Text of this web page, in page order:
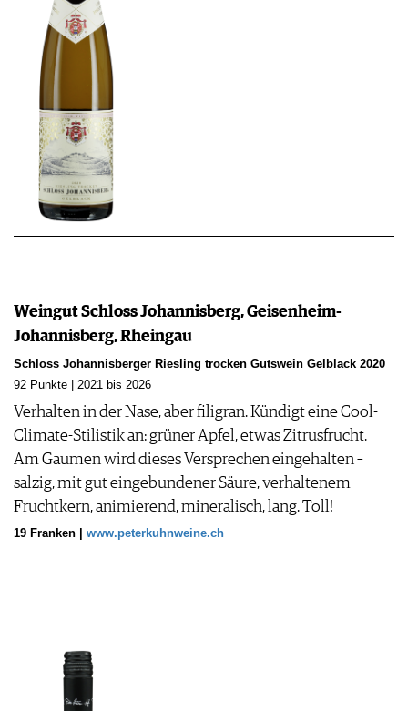
Weingut Schloss Johannisberg, Geisenheim-
Johannisberg, Rheingau
Schloss Johannisberger Riesling trocken Gutswein Gelblack 2020
92 Punkte | 2021 bis 2026
Verhalten in der Nase, aber filigran. Kündigt eine Cool-
Climate-Stilistik an: grüner Apfel, etwas Zitrusfrucht.
Am Gaumen wird dieses Versprechen eingehalten –
salzig, mit gut eingebundener Säure, verhaltenem
Fruchtkern, animierend, mineralisch, lang. Toll!
19 Franken | www.peterkuhnweine.ch